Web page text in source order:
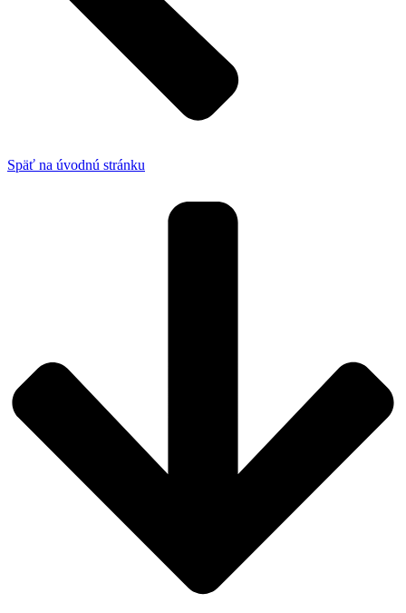
Späť na úvodnú stránku